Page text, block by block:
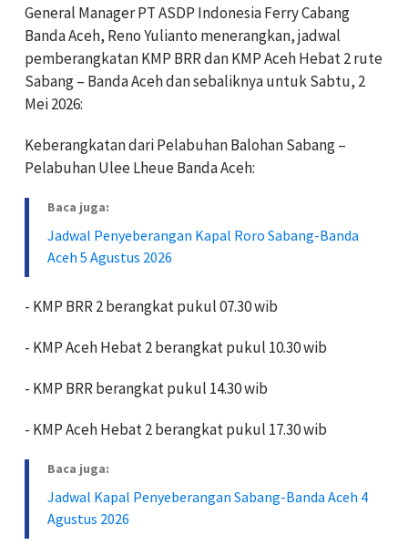
General Manager PT ASDP Indonesia Ferry Cabang
Banda Aceh, Reno Yulianto menerangkan, jadwal
pemberangkatan KMP BRR dan KMP Aceh Hebat 2 rute
Sabang – Banda Aceh dan sebaliknya untuk Sabtu, 2
Mei 2026:
Keberangkatan dari Pelabuhan Balohan Sabang –
Pelabuhan Ulee Lheue Banda Aceh:
Baca juga:
Jadwal Penyeberangan Kapal Roro Sabang-Banda
Aceh 5 Agustus 2026
- KMP BRR 2 berangkat pukul 07.30 wib
- KMP Aceh Hebat 2 berangkat pukul 10.30 wib
- KMP BRR berangkat pukul 14.30 wib
- KMP Aceh Hebat 2 berangkat pukul 17.30 wib
Baca juga:
Jadwal Kapal Penyeberangan Sabang-Banda Aceh 4
Agustus 2026